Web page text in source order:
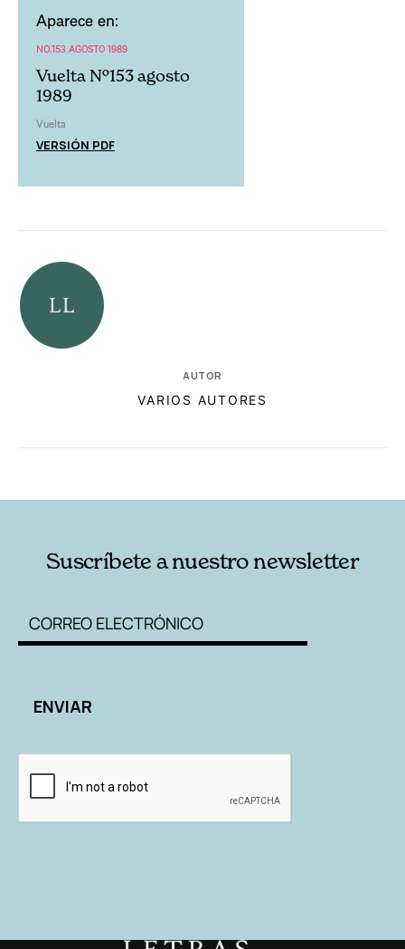
Aparece en:
NO.153 AGOSTO 1989
Vuelta Nº153 agosto
1989
Vuelta
VERSIÓN PDF
AUTOR
VARIOS AUTORES
Suscríbete a nuestro newsletter